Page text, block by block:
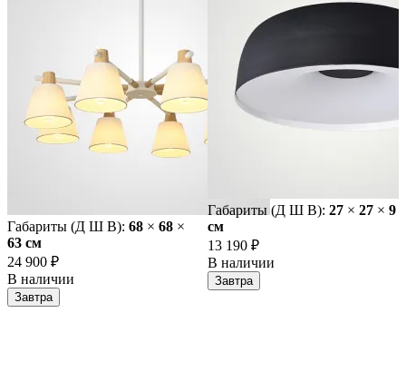
Габариты (Д Ш В): 68 × 68 ×
63 cм
24 900 ₽
В наличии
Завтра
Габариты (Д Ш В): 27 × 27 × 9
cм
13 190 ₽
В наличии
Завтра